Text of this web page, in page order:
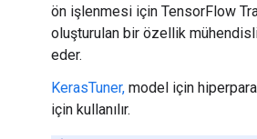
ön işlenmesi için TensorFlow
oluşturulan bir özellik
eder.
KerasTuner, model için
için kullanılır.